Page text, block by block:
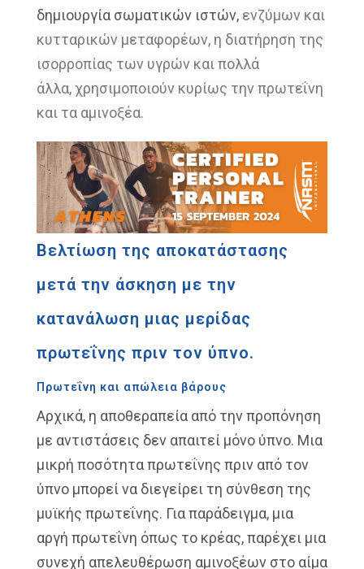
δημιουργία σωματικών ιστών, ενζύμων και
κυτταρικών μεταφορέων, η διατήρηση της
ισορροπίας των υγρών και πολλά
άλλα,χρησιμοποιούν κυρίως την πρωτεΐνη
και τα αμινοξέα.
Βελτίωση της αποκατάστασης
μετά την άσκηση με την
κατανάλωση μιας μερίδας
πρωτεΐνης πριν τον ύπνο.
Πρωτεΐνη και απώλεια βάρους
Αρχικά, η αποθεραπεία από την προπόνηση
με αντιστάσεις δεν απαιτεί μόνο ύπνο. Μια
μικρή ποσότητα πρωτεΐνης πριν από τον
ύπνο μπορεί να διεγείρει τη σύνθεση της
μυϊκής πρωτεΐνης. Για παράδειγμα, μια
αργή πρωτεΐνη όπως το κρέας, παρέχει μια
συνεχή απελευθέρωση αμινοξέων στο αίμα